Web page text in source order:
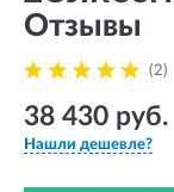
Отзывы
(2)
38 430 руб.
Нашли дешевле?